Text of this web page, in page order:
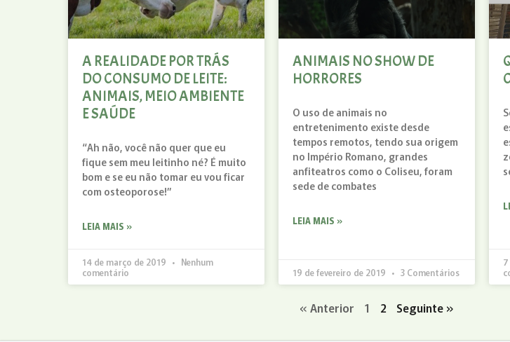
A REALIDADE POR TRÁS
DO CONSUMO DE LEITE:
ANIMAIS, MEIO AMBIENTE
E SAÚDE
“Ah não, você não quer que eu
fique sem meu leitinho né? É muito
bom e se eu não tomar eu vou ficar
com osteoporose!”
LEIA MAIS »
14 de março de 2019
Nenhum
comentário
ANIMAIS NO SHOW DE
HORRORES
O uso de animais no
entretenimento existe desde
tempos remotos, tendo sua origem
no Império Romano, grandes
anfiteatros como o Coliseu, foram
sede de combates
LEIA MAIS »
19 de fevereiro de 2019 3 Comentários
« Anterior 1 2 Seguinte »